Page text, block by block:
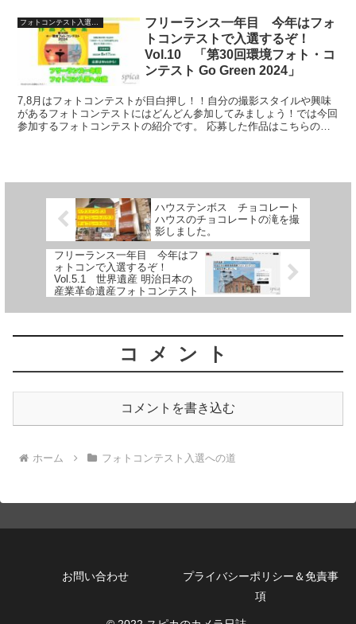
フリーランス一年目 今年はフォ
トコンテストで入選するぞ！
Vol.10 「第30回環境フォト・コ
ンテスト Go Green 2024」
7,8月はフォトコンテストが目白押し！！自分の撮影スタイルや興味
があるフォトコンテストにはどんどん参加してみましょう！では今回
参加するフォトコンテストの紹介です。 応募した作品はこちらの記
ハウステンボス チョコレート
ハウスのチョコレートの滝を撮
影しました。
フリーランス一年目 今年はフ
ォトコンで入選するぞ！
Vol.5.1 世界遺産 明治日本の
産業革命遺産フォトコンテスト
コメント
コメントを書き込む
ホーム フォトコンテスト入選への道
お問い合わせ
プライバシーポリシー＆免責事
項